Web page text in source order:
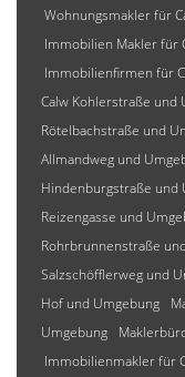
Wohnungsmakler für
Immobilien Makler für
Immobilienfirmen für
Calw Kohlerstraße und
Rötelbachstraße und
Allmandweg und
Hindenburgstraße und
Reizengasse und
Rohrbrunnenstraße
Salzschöfflerweg und
Hof und Umgebung
Umgebung
Immobilienmakler für